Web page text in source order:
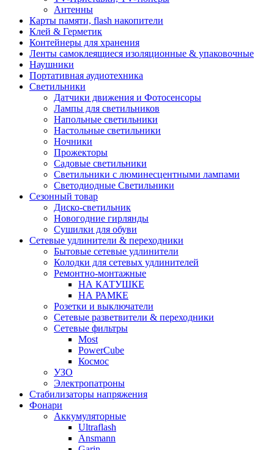
Антенны
Карты памяти, flash накопители
Клей & Герметик
Контейнеры для хранения
Ленты самоклеящиеся изоляционные & упаковочные
Наушники
Портативная аудиотехника
Светильники
Датчики движения и Фотосенсоры
Лампы для светильников
Напольные светильники
Настольные светильники
Ночники
Прожекторы
Садовые светильники
Светильники с люминесцентными лампами
Светодиодные Светильники
Сезонный товар
Диско-светильник
Новогодние гирлянды
Сушилки для обуви
Сетевые удлинители & переходники
Бытовые сетевые удлинители
Колодки для сетевых удлинителей
Ремонтно-монтажные
НА КАТУШКЕ
НА РАМКЕ
Розетки и выключатели
Сетевые разветвители & переходники
Сетевые фильтры
Most
PowerCube
Космос
УЗО
Электропатроны
Стабилизаторы напряжения
Фонари
Аккумуляторные
Ultraflash
Ansmann